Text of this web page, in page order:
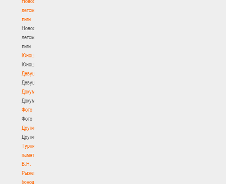
детской
лиги
Новости
детской
лиги
Юноши
Юноши
Девушки
Девушки
Документы
Документы
Фото
Фото
Другие
Другие
Турнир
памяти
В.Н.
Рыженкова
(юноши)